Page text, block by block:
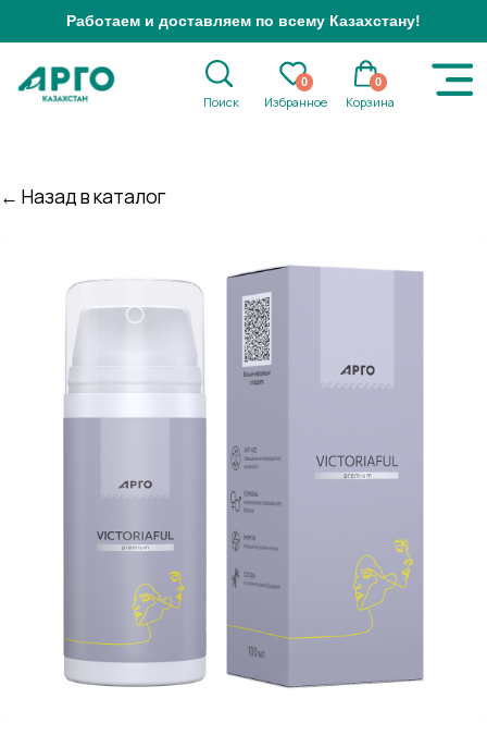
Избранное Корзина
0
Работаем и доставляем по всему Казахстану!